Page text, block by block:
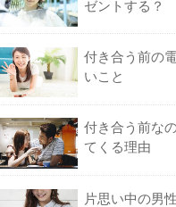
ゼントする？
付き合う前の
いこと
付き合う前な
てくる理由
片思い中の男